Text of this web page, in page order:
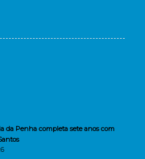
da Penha completa sete anos com